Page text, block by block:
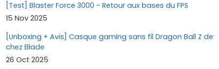
[Test] Blaster Force 3000 - Retour aux bases du FPS
15 Nov 2025
[Unboxing + Avis] Casque gaming sans fil Dragon Ball Z de
chez Blade
26 Oct 2025